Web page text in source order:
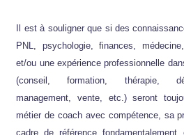
Il est à souligner que si des
PNL, psychologie, finances,
et/ou une expérience professionnelle
(conseil, formation, thérapie,
management, vente, etc.) seront
métier de coach avec compétence, sa
cadre de référence